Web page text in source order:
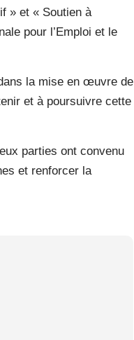
» et « Soutien à
pour l’Emploi et le
la mise en œuvre de
et à poursuivre cette
parties ont convenu
et renforcer la